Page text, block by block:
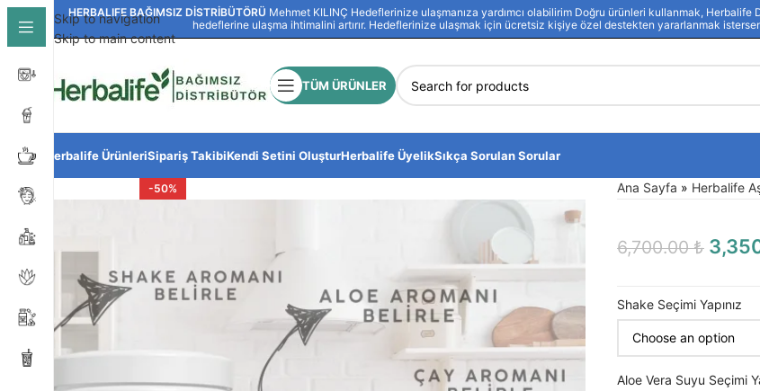
Skip to navigation
Skip to main content
HERBALIFE BAĞIMSIZ DİSTRİBÜTÖRÜ Mehmet KILINÇ Hedeflerinize ulaşmanıza yardımcı olabilirim Doğru ürünleri kullanmak,
hedeflerine ulaşma ihtimalini artırır. Hedeflerinize ulaşmak için ücretsiz kişiye özel destekten yararlanmak
TÜM ÜRÜNLER
Herbalife ÜrünleriSipariş TakibiKendi Setini OluşturHerbalife ÜyelikSıkça Sorulan Sorular
-50% Ana Sayfa » Herbalife
6,700.00₺
Shake Seçimi Yapınız
Aloe Vera Suyu Seçimi